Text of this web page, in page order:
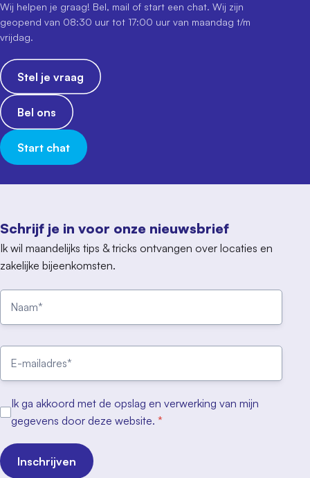
Schrijf je in voor onze nieuwsbrief
Ik wil maandelijks tips & tricks ontvangen over locaties en
zakelijke bijeenkomsten.
Ik ga akkoord met de opslag en verwerking van mijn
gegevens door deze website. *
Inschrijven
Wij helpen je graag! Bel, mail of start een chat. Wij zijn
geopend van 08:30 uur tot 17:00 uur van maandag t/m
vrijdag.
Stel je vraag
Bel ons
Start chat